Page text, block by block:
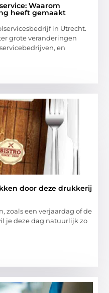
Waarom
heeft gemaakt
in Utrecht.
grote veranderingen
en
door deze drukkerij
zoals een verjaardag of de
je deze dag natuurlijk zo